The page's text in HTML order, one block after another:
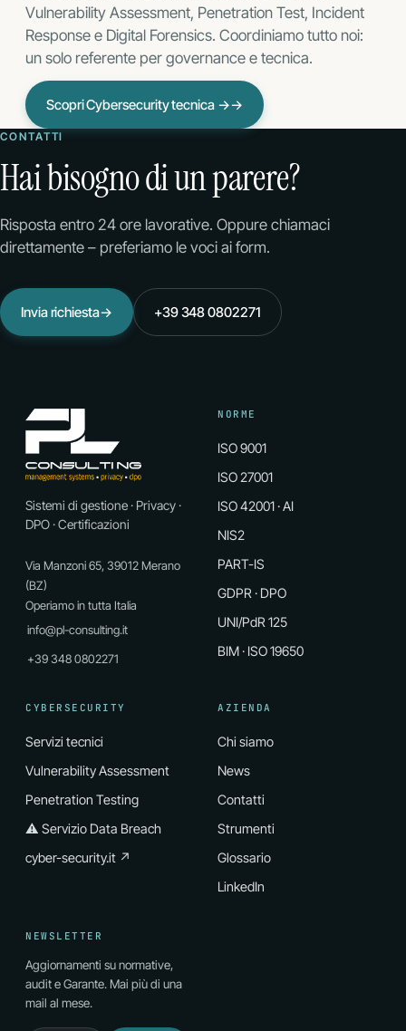
Vulnerability Assessment, Penetration Test, Incident
Response e Digital Forensics. Coordiniamo tutto noi:
un solo referente per governance e tecnica.
Scopri Cybersecurity tecnica →→
CONTATTI
Hai bisogno di un parere?
Risposta entro 24 ore lavorative. Oppure chiamaci
direttamente – preferiamo le voci ai form.
Invia richiesta→ +39 348 0802271
Sistemi di gestione · Privacy ·
DPO · Certificazioni
Via Manzoni 65, 39012 Merano
(BZ)
Operiamo in tutta Italia
info@pl-consulting.it
+39 348 0802271
NORME
ISO 9001
ISO 27001
ISO 42001 · AI
NIS2
PART-IS
GDPR · DPO
UNI/PdR 125
BIM · ISO 19650
CYBERSECURITY
Servizi tecnici
Vulnerability Assessment
Penetration Testing
⚠ Servizio Data Breach
cyber-security.it ↗
AZIENDA
Chi siamo
News
Contatti
Strumenti
Glossario
LinkedIn
NEWSLETTER
Aggiornamenti su normative,
audit e Garante. Mai più di una
mail al mese.